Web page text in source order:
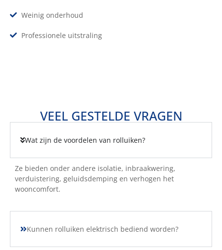
Weinig onderhoud
Professionele uitstraling
VEEL GESTELDE VRAGEN
Wat zijn de voordelen van rolluiken?
Ze bieden onder andere isolatie, inbraakwering,
verduistering, geluidsdemping en verhogen het
wooncomfort.
Kunnen rolluiken elektrisch bediend worden?